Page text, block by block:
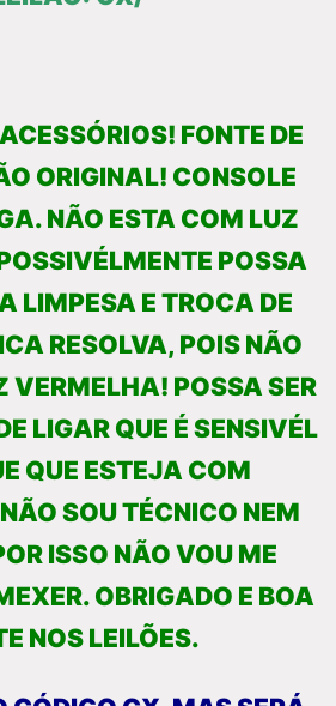
FONTE DE
ORIGINAL! CONSOLE
NÃO ESTA COM LUZ
POSSA
LIMPESA E TROCA DE
RESOLVA, POIS NÃO
VERMELHA! POSSA SER
LIGAR QUE É SENSIVÉL
QUE ESTEJA COM
SOU TÉCNICO NEM
ISSO NÃO VOU ME
OBRIGADO E BOA
NOS LEILÕES.